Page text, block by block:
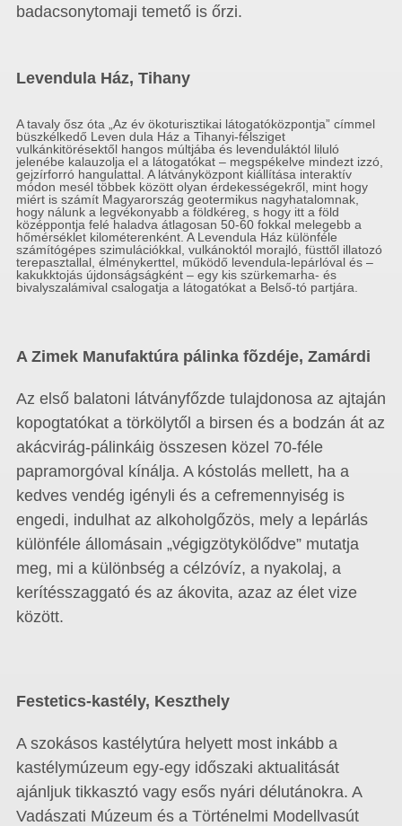
badacsonytomaji temető is őrzi.
Levendula Ház, Tihany
A tavaly ősz óta „Az év ökoturisztikai látogatóközpontja” címmel
büszkélkedő Leven dula Ház a Tihanyi-félsziget
vulkánkitörésektől hangos múltjába és levenduláktól liluló
jelenébe kalauzolja el a látogatókat – megspékelve mindezt izzó,
gejzírforró hangulattal. A látványközpont kiállítása interaktív
módon mesél többek között olyan érdekességekről, mint hogy
miért is számít Magyarország geotermikus nagyhatalomnak,
hogy nálunk a legvékonyabb a földkéreg, s hogy itt a föld
középpontja felé haladva átlagosan 50-60 fokkal melegebb a
hőmérséklet kilométerenként. A Levendula Ház különféle
számítógépes szimulációkkal, vulkánoktól morajló, füsttől illatozó
terepasztallal, élménykerttel, működő levendula-lepárlóval és –
kakukktojás újdonságságként – egy kis szürkemarha- és
bivalyszalámival csalogatja a látogatókat a Belső-tó partjára.
A Zimek Manufaktúra pálinka fõzdéje, Zamárdi
Az első balatoni látványfőzde tulajdonosa az ajtaján
kopogtatókat a törkölytől a birsen és a bodzán át az
akácvirág-pálinkáig összesen közel 70-féle
papramorgóval kínálja. A kóstolás mellett, ha a
kedves vendég igényli és a cefremennyiség is
engedi, indulhat az alkoholgőzös, mely a lepárlás
különféle állomásain „végigzötykölődve” mutatja
meg, mi a különbség a célzóvíz, a nyakolaj, a
kerítésszaggató és az ákovita, azaz az élet vize
között.
Festetics-kastély, Keszthely
A szokásos kastélytúra helyett most inkább a
kastélymúzeum egy-egy időszaki aktualitását
ajánljuk tikkasztó vagy esős nyári délutánokra. A
Vadászati Múzeum és a Történelmi Modellvasút